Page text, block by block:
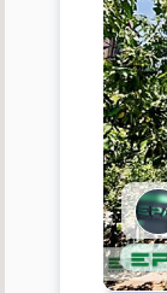
Afyonkarahisar